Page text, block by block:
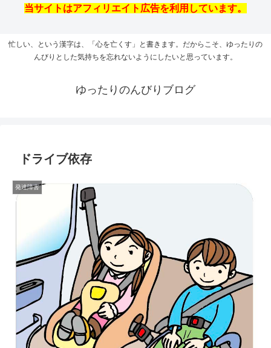
当サイトはアフィリエイト広告を利用しています。
忙しい、という漢字は、「心を亡くす」と書きます。だからこそ、ゆったりの
んびりとした気持ちを忘れないようにしたいと思っています。
ゆったりのんびりブログ
ドライブ依存
発達障害